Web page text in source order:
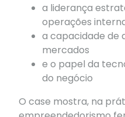
a liderança
operações
a capacidade de
mercados
e o papel da
do negócio
O case mostra, na